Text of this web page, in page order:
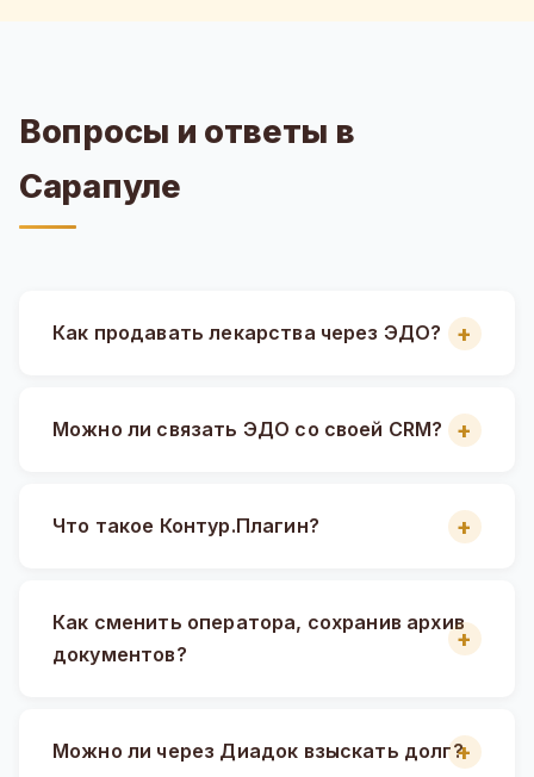
Вопросы и ответы в
Сарапуле
Как продавать лекарства через ЭДО?
Можно ли связать ЭДО со своей CRM?
Что такое Контур.Плагин?
Как сменить оператора, сохранив архив
документов?
Можно ли через Диадок взыскать долг?